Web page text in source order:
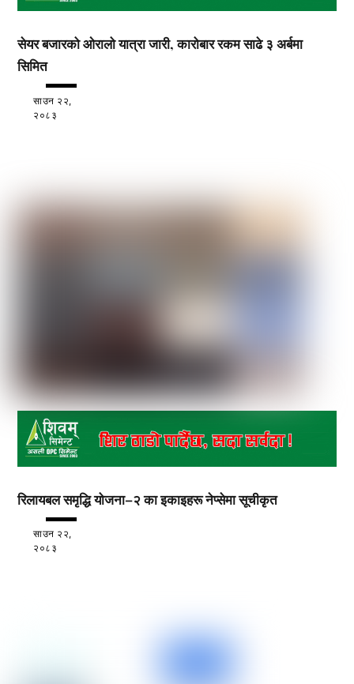
सेयर बजारको ओरालो यात्रा जारी, कारोबार रकम साढे ३ अर्बमा
सिमित
साउन २२,
२०८३
रिलायबल समृद्धि योजना–२ का इकाइहरू नेप्सेमा सूचीकृत
साउन २२,
२०८३